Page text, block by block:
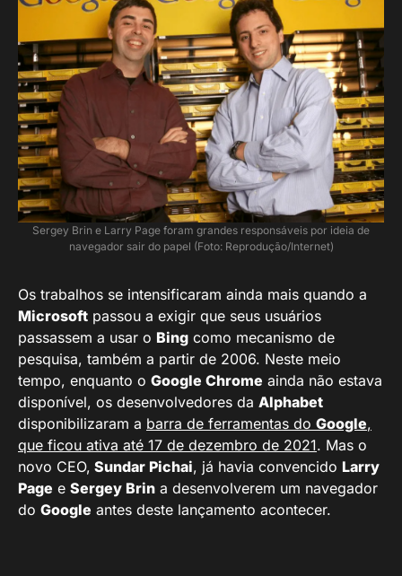
Sergey Brin e Larry Page foram grandes responsáveis por ideia de
navegador sair do papel (Foto: Reprodução/Internet)
Os trabalhos se intensificaram ainda mais quando a
Microsoft passou a exigir que seus usuários
passassem a usar o Bing como mecanismo de
pesquisa, também a partir de 2006. Neste meio
tempo, enquanto o Google Chrome ainda não estava
disponível, os desenvolvedores da Alphabet
disponibilizaram a barra de ferramentas do Google,
que ficou ativa até 17 de dezembro de 2021. Mas o
novo CEO, Sundar Pichai, já havia convencido Larry
Page e Sergey Brin a desenvolverem um navegador
do Google antes deste lançamento acontecer.